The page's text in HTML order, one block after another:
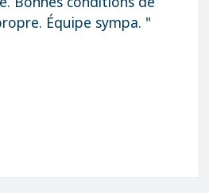
Équipe sympa. "